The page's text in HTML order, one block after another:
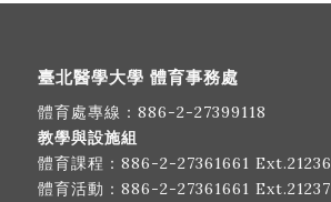
臺北醫學大學 體育事務處
體育處專線： 886-2-27399118
教學與設施組
體育課程： 886-2-27361661 Ext.21236
體育活動： 886-2-27361661 Ext.21237